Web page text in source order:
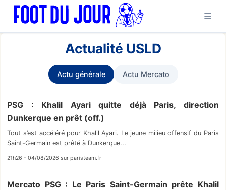
Actualité USLD
Actu générale Actu Mercato
PSG : Khalil Ayari quitte déjà Paris, direction
Dunkerque en prêt (off.)
Tout s’est accéléré pour Khalil Ayari. Le jeune milieu offensif du Paris
Saint-Germain est prêté à Dunkerque...
21h26 - 04/08/2026 sur paristeam.fr
Mercato PSG : Le Paris Saint-Germain prête Khalil